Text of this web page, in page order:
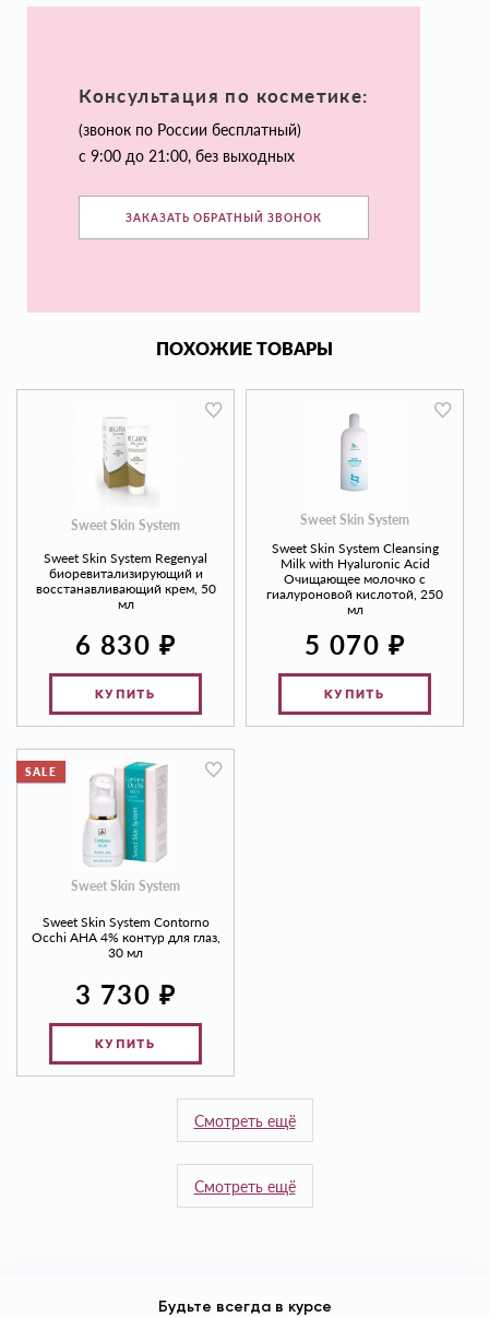
Консультация по косметике:
(звонок по России бесплатный)
с 9:00 до 21:00, без выходных
ЗАКАЗАТЬ ОБРАТНЫЙ ЗВОНОК
ПОХОЖИЕ ТОВАРЫ
Sweet Skin System
Sweet Skin System Regenyal
биоревитализирующий и
восстанавливающий крем, 50
мл
6 830 ₽
КУПИТЬ
Sweet Skin System
Sweet Skin System Cleansing
Milk with Hyaluronic Acid
Очищающее молочко с
гиалуроновой кислотой, 250
мл
5 070 ₽
КУПИТЬ
SALE
Sweet Skin System
Sweet Skin System Contorno
Occhi AHA 4% контур для глаз,
30 мл
3 730 ₽
КУПИТЬ
Смотреть ещё
Смотреть ещё
Будьте всегда в курсе